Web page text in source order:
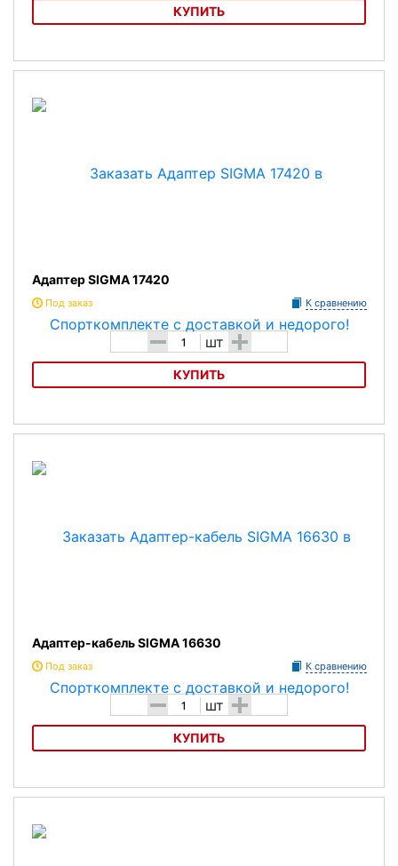
КУПИТЬ
Адаптер SIGMA 16620
Адаптер SIGMA 17420
Под заказ К сравнению
- шт +
КУПИТЬ
Адаптер SIGMA 17420
Адаптер-кабель SIGMA 16630
Под заказ К сравнению
- шт +
КУПИТЬ
Адаптер-кабель SIGMA 16630